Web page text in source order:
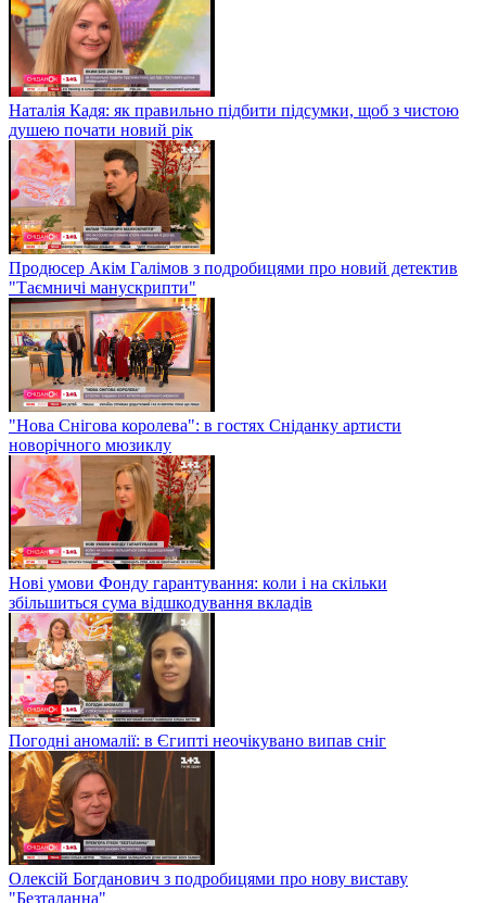
Наталія Кадя: як правильно підбити підсумки, щоб з чистою
душею почати новий рік
Продюсер Акім Галімов з подробицями про новий детектив
"Таємничі манускрипти"
"Нова Снігова королева": в гостях Сніданку артисти
новорічного мюзиклу
Нові умови Фонду гарантування: коли і на скільки
збільшиться сума відшкодування вкладів
Погодні аномалії: в Єгипті неочікувано випав сніг
Олексій Богданович з подробицями про нову виставу
"Безталанна"